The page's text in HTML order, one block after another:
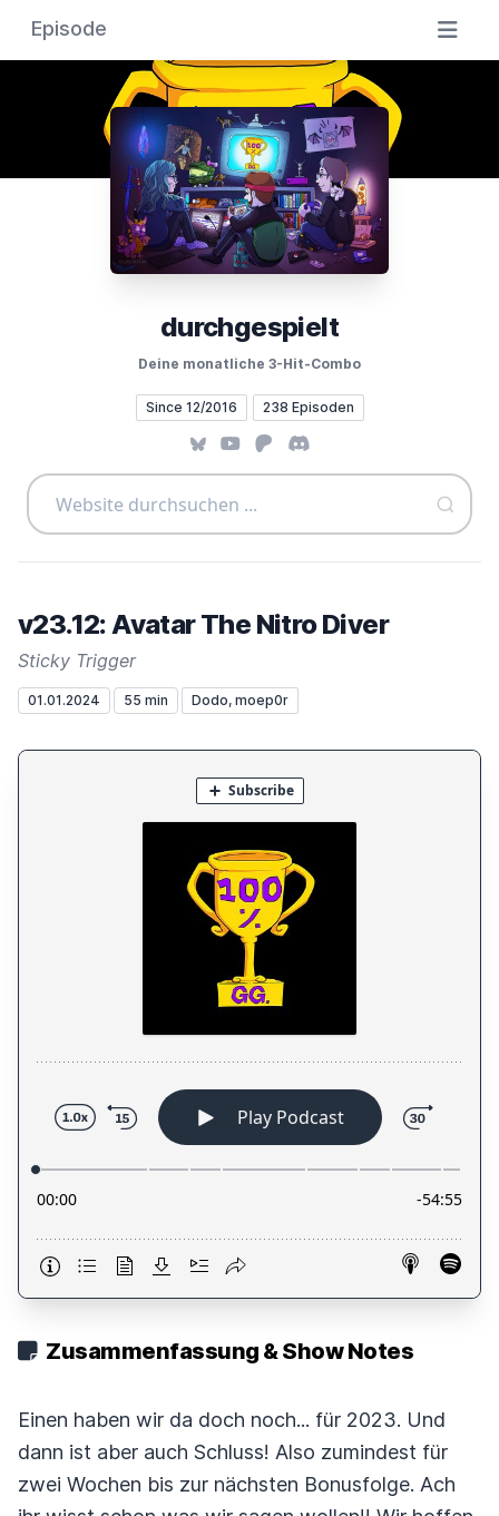
Episode
durchgespielt
Deine monatliche 3-Hit-Combo
Since 12/2016 238 Episoden
BlueskyYouTube
PatreonDiscord
v23.12: Avatar The Nitro Diver
Sticky Trigger
01.01.2024 55 min Dodo, moep0r
Zusammenfassung & Show Notes
Einen haben wir da doch noch... für 2023. Und
dann ist aber auch Schluss! Also zumindest für
zwei Wochen bis zur nächsten Bonusfolge. Ach